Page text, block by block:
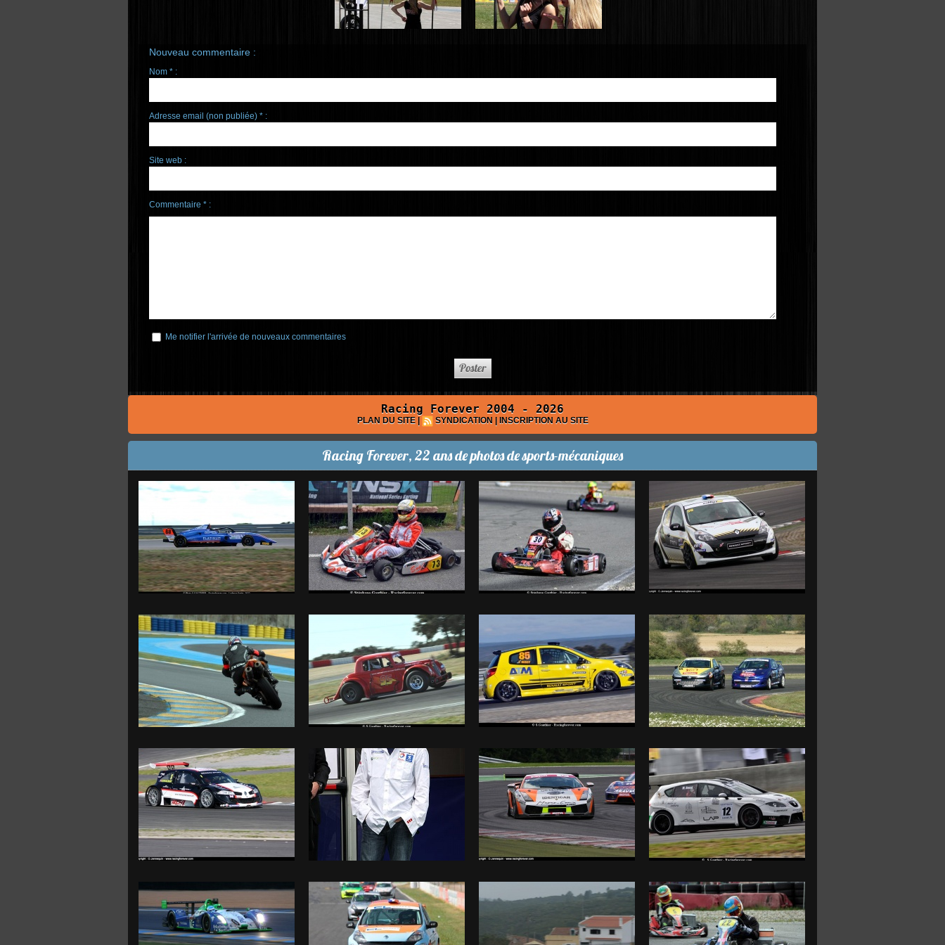
Nouveau commentaire :
Nom * :
Adresse email (non publiée) * :
Site web :
Commentaire * :
Me notifier l'arrivée de nouveaux commentaires
Racing Forever 2004 - 2026
PLAN DU SITE | SYNDICATION | INSCRIPTION AU SITE
Racing Forever, 22 ans de photos de sports-mécaniques